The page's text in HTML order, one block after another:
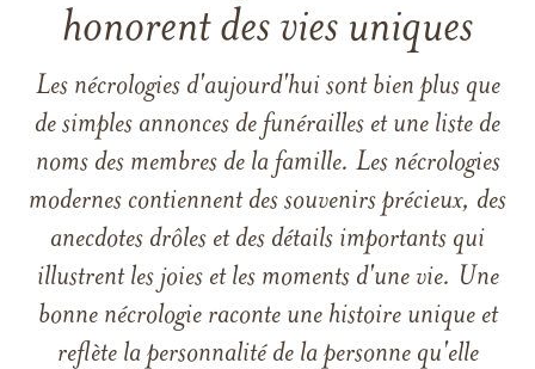
honorent des vies uniques
Les nécrologies d'aujourd'hui sont bien plus que
de simples annonces de funérailles et une liste de
noms des membres de la famille. Les nécrologies
modernes contiennent des souvenirs précieux, des
anecdotes drôles et des détails importants qui
illustrent les joies et les moments d'une vie. Une
bonne nécrologie raconte une histoire unique et
reflète la personnalité de la personne qu'elle